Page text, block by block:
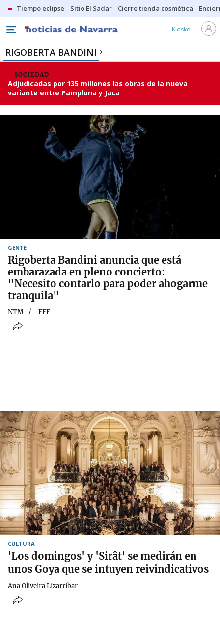
Tiempo eclipse Sitio El Sadar Cierre tienda cosmética
Kiosko
RIGOBERTA BANDINI
SOCIEDAD
Adjudicadas por 135 millones las obras de la nueva
variante entre Pamplona y Jaca
GENTE
Rigoberta Bandini anuncia que está
embarazada en pleno concierto:
"Necesito contarlo para poder ahogarme
tranquila"
NTM EFE
CULTURA
'Los domingos' y 'Sirât' se medirán en
unos Goya que se intuyen reivindicativos
Ana Oliveira Lizarribar